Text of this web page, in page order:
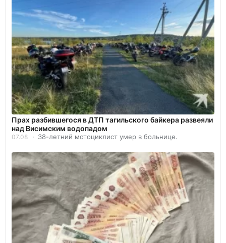
Прах разбившегося в ДТП тагильского байкера развеяли
над Висимским водопадом
07.08 38-летний мотоциклист умер в больнице.